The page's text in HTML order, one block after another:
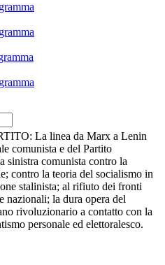
La linea da Marx a Lenin
comunista e del Partito
sinistra comunista contro la
contro la teoria del socialismo in
stalinista; al rifiuto dei fronti
nazionali; la dura opera del
rivoluzionario a contatto con la
personale ed elettoralesco.